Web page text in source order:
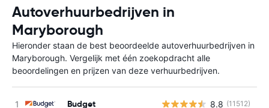
Autoverhuurbedrijven in
Maryborough
Hieronder staan de best beoordeelde autoverhuurbedrijven in
Maryborough. Vergelijk met één zoekopdracht alle
beoordelingen en prijzen van deze verhuurbedrijven.
Budget 8.8 (11512)